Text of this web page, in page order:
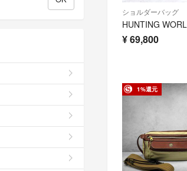
ショルダーバッグ
¥69,800
1%還元